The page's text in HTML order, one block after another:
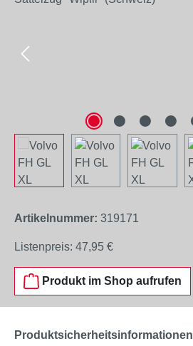
Artikelnummer: 319171
Listenpreis: 47,95 €
Produkt im Shop aufrufen
Produktsicherheitsinformationen